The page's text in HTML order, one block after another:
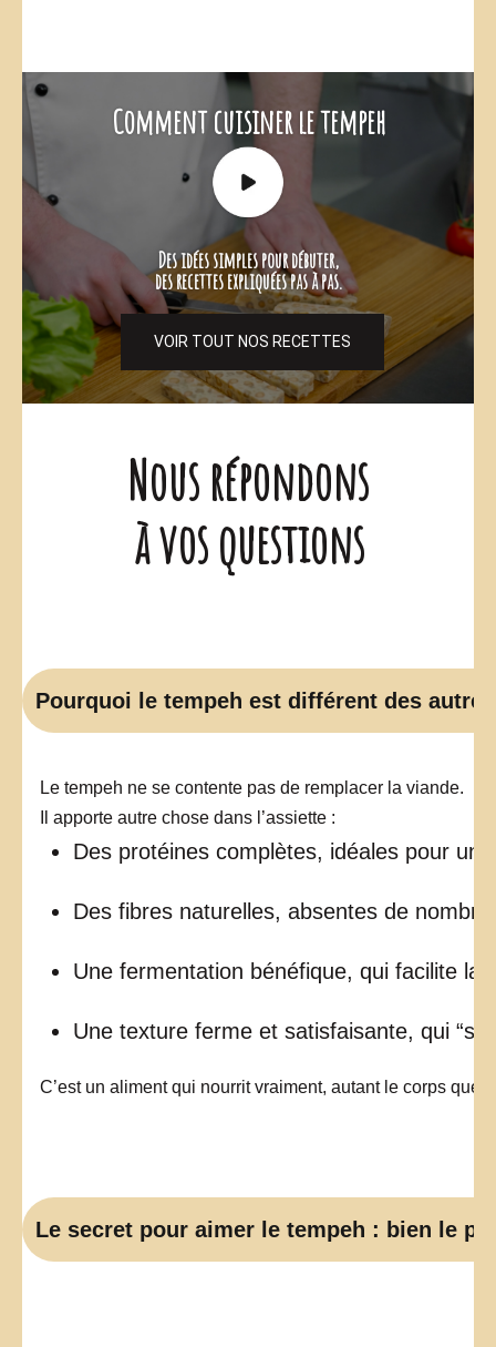
Comment cuisiner letempeh
Desidéessimplespourdébuter,
desrecettesexpliquéespasàpas.
VOIR TOUT NOS RECETTES
Nous répondons
à vos questions
Pourquoi le tempeh est différent des
Le tempeh ne se contente pas de remplacer la viande.
Il apporte autre chose dans l’assiette :
Des protéines complètes, idéales pour
Des fibres naturelles, absentes de
Une fermentation bénéfique, qui facilite la
Une texture ferme et satisfaisante, qui “se
C’est un aliment qui nourrit vraiment, autant le corps que
Le secret pour aimer le tempeh : bien le